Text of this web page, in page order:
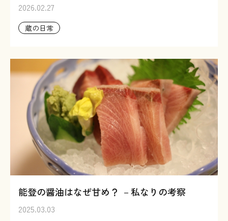
2026.02.27
蔵の日常
能登の醤油はなぜ甘め？ －私なりの考察
2025.03.03